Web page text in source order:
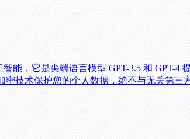
能，它是尖端语言模型 GPT-3.5 和 GPT-
技术保护您的个人数据，绝不与无关第